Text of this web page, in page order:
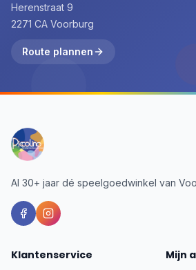
Herenstraat 9
2271 CA Voorburg
Route plannen
Al 30+ jaar dé speelgoedwinkel van
Klantenservice Mijn